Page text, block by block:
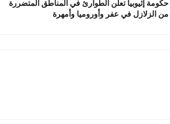
حكومة إثيوبيا تعلن الطوارئ في المناطق المتضررة
من الزلازل في عفر وأوروميا وأمهرة